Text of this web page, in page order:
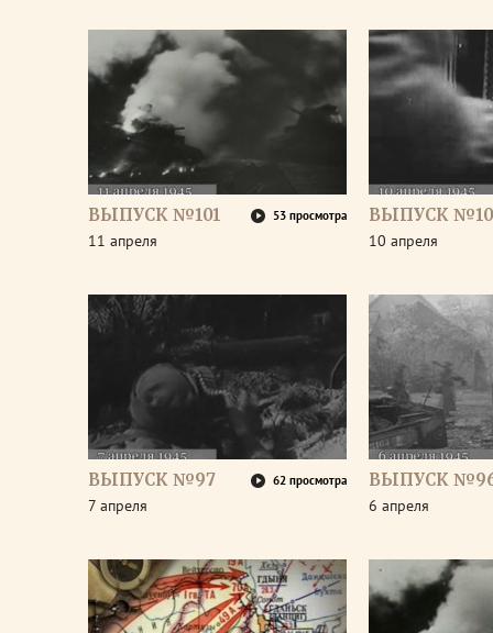
ВЫПУСК №101 53 просмотра
11 апреля
ВЫПУСК
10 апреля
ВЫПУСК №97 62 просмотра
7 апреля
ВЫПУСК
6 апреля